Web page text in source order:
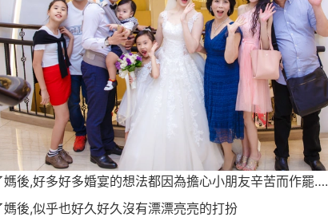
媽後,好多好多婚宴的想法都因為擔心小朋友辛苦而作罷….
媽後,似乎也好久好久沒有漂漂亮亮的打扮